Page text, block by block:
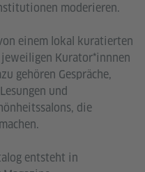
moderieren.
einem lokal kuratierten
Kurator*innnen
gehören Gespräche,
und
die
entsteht in